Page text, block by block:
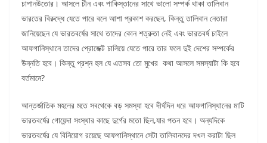
চাপানউতোর। আসলে চীন এবং পাকিস্তানের সাথে ভালো সম্পর্ক থাকা তালিবান
ভারতের বিরুদ্ধে যেতে পারে বলে আশা প্রকাশ করছেন, কিন্তু তালিবান নেতারা
জানিয়েছেন যে ভারতবর্ষের সাথে তাদের কোন শত্রুতা নেই এবং ভারতবর্ষ চাইলে
আফগানিস্থানে তাদের প্রোজেক্ট চালিয়ে যেতে পারে তার ফলে দুই দেশের সম্পর্কের
উন্নতি হবে। কিন্তু প্রশ্ন হল যে এতসব তো মুখের কথা আসলে সমস্যাটা কি হবে
বর্তমানে?
আন্তর্জাতিক মহলের মতে সবথেকে বড় সমস্যা হবে দীর্ঘদিন ধরে আফগানিস্থানের মাটি
ভারতবর্ষের গোয়েন্দা সংস্থার কাছে দুর্গের মতো ছিল,যার পতন হবে। অন্যদিকে
ভারতবর্ষের যে বিনিয়োগ রয়েছে আফগানিস্থানে সেটা তালিবানদের দখল করাটা ছিল